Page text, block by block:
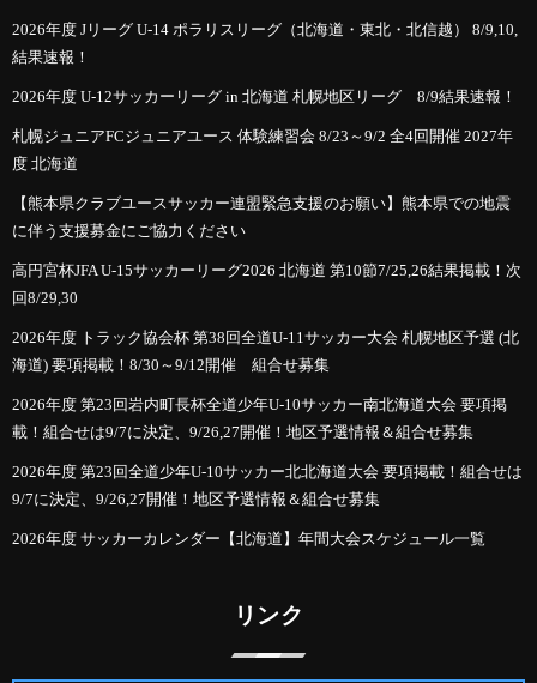
2026年度 Jリーグ U-14 ポラリスリーグ（北海道・東北・北信越） 8/9,10,
結果速報！
2026年度 U-12サッカーリーグ in 北海道 札幌地区リーグ 8/9結果速報！
札幌ジュニアFCジュニアユース 体験練習会 8/23～9/2 全4回開催 2027年
度 北海道
【熊本県クラブユースサッカー連盟緊急支援のお願い】熊本県での地震
に伴う支援募金にご協力ください
高円宮杯JFA U-15サッカーリーグ2026 北海道 第10節7/25,26結果掲載！次
回8/29,30
2026年度 トラック協会杯 第38回全道U-11サッカー大会 札幌地区予選 (北
海道) 要項掲載！8/30～9/12開催 組合せ募集
2026年度 第23回岩内町長杯全道少年U-10サッカー南北海道大会 要項掲
載！組合せは9/7に決定、9/26,27開催！地区予選情報＆組合せ募集
2026年度 第23回全道少年U-10サッカー北北海道大会 要項掲載！組合せは
9/7に決定、9/26,27開催！地区予選情報＆組合せ募集
2026年度 サッカーカレンダー【北海道】年間大会スケジュール一覧
リンク